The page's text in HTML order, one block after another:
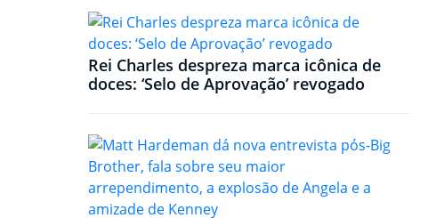
Rei Charles despreza marca icônica de
doces: ‘Selo de Aprovação’ revogado